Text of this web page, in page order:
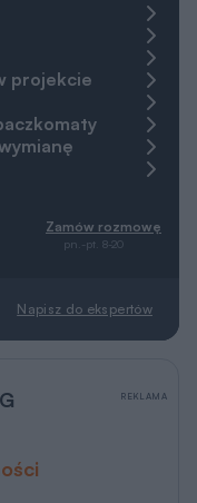
projekcie
Zamów rozmowę
pn.-pt. 8-20
Napisz do ekspertów
REKLAMA